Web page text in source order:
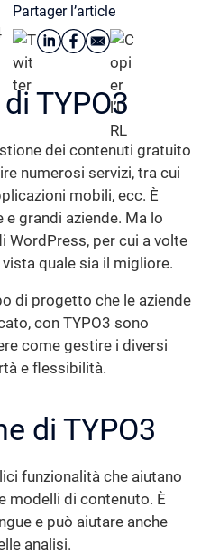
Partager l’article
TYPO3
dei contenuti gratuito
numerosi servizi, tra cui
mobili, ecc. È
grandi aziende. Ma lo
WordPress, per cui a volte
quale sia il migliore.
di progetto che le aziende
con TYPO3 sono
come gestire i diversi
e flessibilità.
di TYPO3
funzionalità che aiutano
modelli di contenuto. È
e può aiutare anche
analisi.